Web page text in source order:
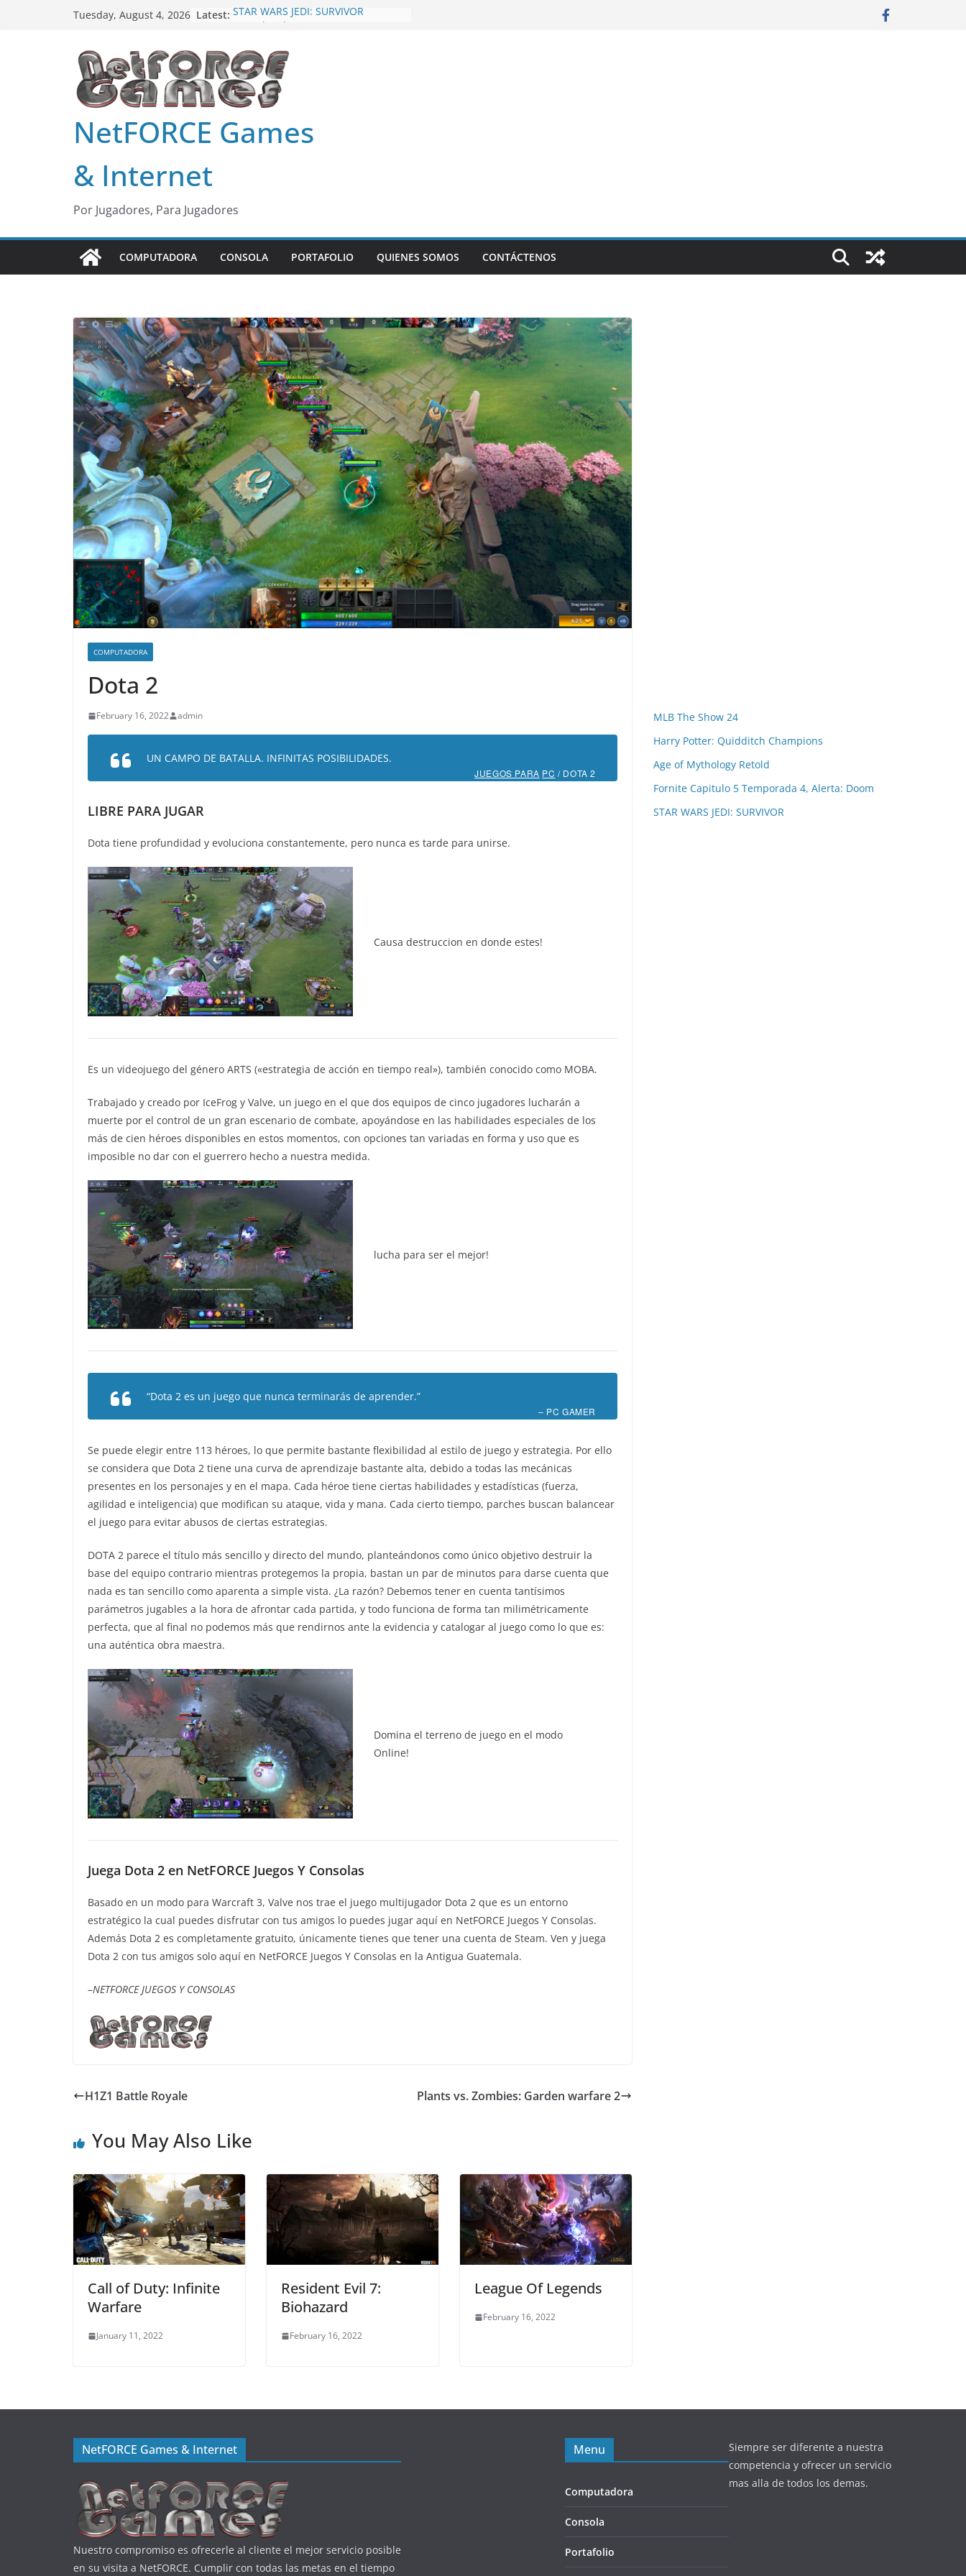
Tuesday, August 4, 2026 Latest: STAR WARS JEDI: SURVIVOR
Age of Mythology Retold
Fornite Capitulo 5 Temporada 4,
Alerta: Doom
NetFORCE Games
& Internet
Por Jugadores, Para Jugadores
COMPUTADORA CONSOLA PORTAFOLIO QUIENES SOMOS CONTÁCTENOS
COMPUTADORA
Dota 2
February 16, 2022 admin
UN CAMPO DE BATALLA. INFINITAS POSIBILIDADES.
JUEGOS PARA PC / DOTA 2
LIBRE PARA JUGAR
Dota tiene profundidad y evoluciona constantemente, pero nunca es tarde para unirse.
Causa destruccion en donde estes!
Es un videojuego del género ARTS («estrategia de acción en tiempo real»), también conocido como MOBA.
Trabajado y creado por IceFrog y Valve, un juego en el que dos equipos de cinco jugadores lucharán a
muerte por el control de un gran escenario de combate, apoyándose en las habilidades especiales de los
más de cien héroes disponibles en estos momentos, con opciones tan variadas en forma y uso que es
imposible no dar con el guerrero hecho a nuestra medida.
lucha para ser el mejor!
“Dota 2 es un juego que nunca terminarás de aprender.”
– PC GAMER
Se puede elegir entre 113 héroes, lo que permite bastante flexibilidad al estilo de juego y estrategia. Por ello
se considera que Dota 2 tiene una curva de aprendizaje bastante alta, debido a todas las mecánicas
presentes en los personajes y en el mapa. Cada héroe tiene ciertas habilidades y estadísticas (fuerza,
agilidad e inteligencia) que modifican su ataque, vida y mana. Cada cierto tiempo, parches buscan balancear
el juego para evitar abusos de ciertas estrategias.
DOTA 2 parece el título más sencillo y directo del mundo, planteándonos como único objetivo destruir la
base del equipo contrario mientras protegemos la propia, bastan un par de minutos para darse cuenta que
nada es tan sencillo como aparenta a simple vista. ¿La razón? Debemos tener en cuenta tantísimos
parámetros jugables a la hora de afrontar cada partida, y todo funciona de forma tan milimétricamente
perfecta, que al final no podemos más que rendirnos ante la evidencia y catalogar al juego como lo que es:
una auténtica obra maestra.
Domina el terreno de juego en el modo
Online!
Juega Dota 2 en NetFORCE Juegos Y Consolas
Basado en un modo para Warcraft 3, Valve nos trae el juego multijugador Dota 2 que es un entorno
estratégico la cual puedes disfrutar con tus amigos lo puedes jugar aquí en NetFORCE Juegos Y Consolas.
Además Dota 2 es completamente gratuito, únicamente tienes que tener una cuenta de Steam. Ven y juega
Dota 2 con tus amigos solo aquí en NetFORCE Juegos Y Consolas en la Antigua Guatemala.
–NETFORCE JUEGOS Y CONSOLAS
H1Z1 Battle Royale Plants vs. Zombies: Garden warfare 2
You May Also Like
Call of Duty: Infinite
Warfare
January 11, 2022
Resident Evil 7:
Biohazard
February 16, 2022
League Of Legends
February 16, 2022
MLB The Show 24
Harry Potter: Quidditch Champions
Age of Mythology Retold
Fornite Capitulo 5 Temporada 4, Alerta: Doom
STAR WARS JEDI: SURVIVOR
NetFORCE Games & Internet
Nuestro compromiso es ofrecerle al cliente el mejor servicio posible
en su visita a NetFORCE. Cumplir con todas las metas en el tiempo
Menu
Computadora
Consola
Portafolio
Siempre ser diferente a nuestra
competencia y ofrecer un servicio
mas alla de todos los demas.